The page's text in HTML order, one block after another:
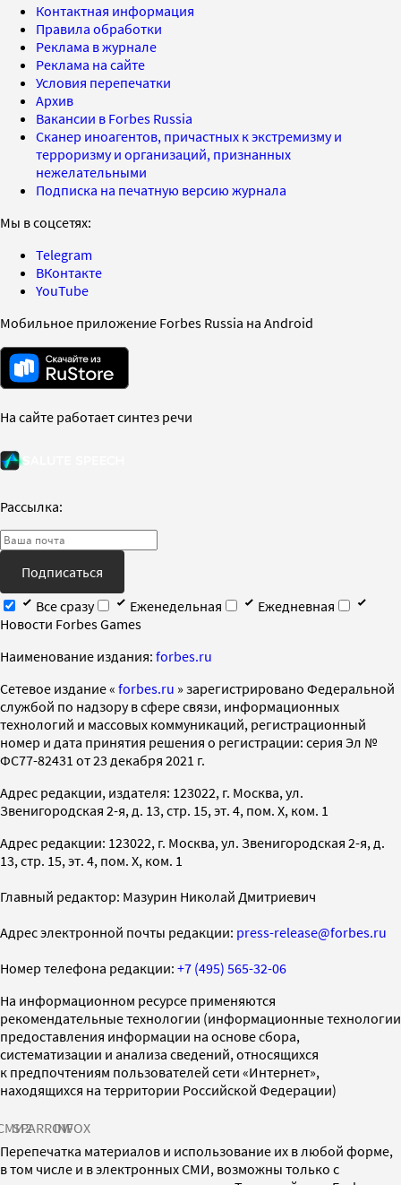
Контактная информация
Правила обработки
Реклама в журнале
Реклама на сайте
Условия перепечатки
Архив
Вакансии в Forbes Russia
Сканер иноагентов, причастных к экстремизму и
терроризму и организаций, признанных
нежелательными
Подписка на печатную версию журнала
Мы в соцсетях:
Telegram
ВКонтакте
YouTube
Мобильное приложение Forbes Russia на Android
На сайте работает синтез речи
Рассылка:
Подписаться
Все сразу
Еженедельная
Ежедневная
Новости Forbes Games
Наименование издания: forbes.ru
Cетевое издание « forbes.ru » зарегистрировано Федеральной
службой по надзору в сфере связи, информационных
технологий и массовых коммуникаций, регистрационный
номер и дата принятия решения о регистрации: серия Эл №
ФС77-82431 от 23 декабря 2021 г.
Адрес редакции, издателя: 123022, г. Москва, ул.
Звенигородская 2-я, д. 13, стр. 15, эт. 4, пом. X, ком. 1
Адрес редакции: 123022, г. Москва, ул. Звенигородская 2-я, д.
13, стр. 15, эт. 4, пом. X, ком. 1
Главный редактор: Мазурин Николай Дмитриевич
Адрес электронной почты редакции: press-release@forbes.ru
Номер телефона редакции: +7 (495) 565-32-06
На информационном ресурсе применяются
рекомендательные технологии (информационные технологии
предоставления информации на основе сбора,
систематизации и анализа сведений, относящихся
к предпочтениям пользователей сети «Интернет»,
находящихся на территории Российской Федерации)
SPARROWINFOX
Перепечатка материалов и использование их в любой форме,
в том числе и в электронных СМИ, возможны только с